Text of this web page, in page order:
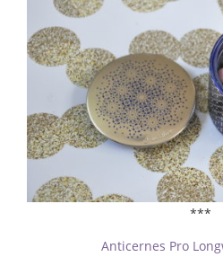
***
Anticernes Pro